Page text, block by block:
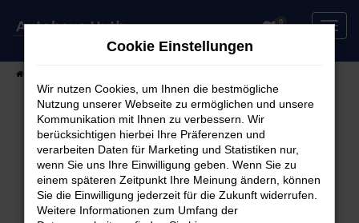
Zum
0
Fehler: Network Error
Beim Laden ist ein Fehler aufgetreten.
Hier sind ein paar Tipps, die dir helfen können:
Cookie Einstellungen
Wir nutzen Cookies, um Ihnen die bestmögliche
Nutzung unserer Webseite zu ermöglichen und unsere
Kommunikation mit Ihnen zu verbessern. Wir
berücksichtigen hierbei Ihre Präferenzen und
verarbeiten Daten für Marketing und Statistiken nur,
wenn Sie uns Ihre Einwilligung geben. Wenn Sie zu
einem späteren Zeitpunkt Ihre Meinung ändern, können
Sie die Einwilligung jederzeit für die Zukunft widerrufen.
Weitere Informationen zum Umfang der